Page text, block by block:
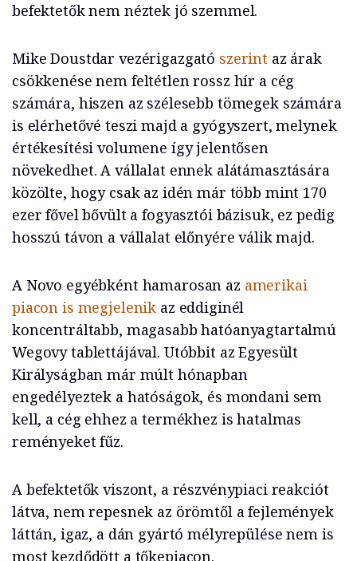
befektetők nem néztek jó szemmel.
Mike Doustdar vezérigazgató szerintaz árak
csökkenése nem feltétlen rossz hír a cég
számára, hiszen az szélesebb tömegek számára
is elérhetővé teszi majd a gyógyszert, melynek
értékesítési volumene így jelentősen
növekedhet. A vállalat ennek alátámasztására
közölte, hogy csak az idén már több mint 170
ezer fővel bővült a fogyasztói bázisuk, ez pedig
hosszú távon a vállalat előnyére válik majd.
A Novo egyébként hamarosan az amerikai
piacon is megjelenik az eddiginél
koncentráltabb, magasabb hatóanyagtartalmú
Wegovy tablettájával. Utóbbit az Egyesült
Királyságban már múlt hónapban
engedélyeztek a hatóságok, és mondani sem
kell, a cég ehhez a termékhez is hatalmas
reményeket fűz.
A befektetők viszont, a részvénypiaci reakciót
látva, nem repesnek az örömtől a fejlemények
láttán, igaz, a dán gyártó mélyrepülése nem is
most kezdődött a tőkepiacon.